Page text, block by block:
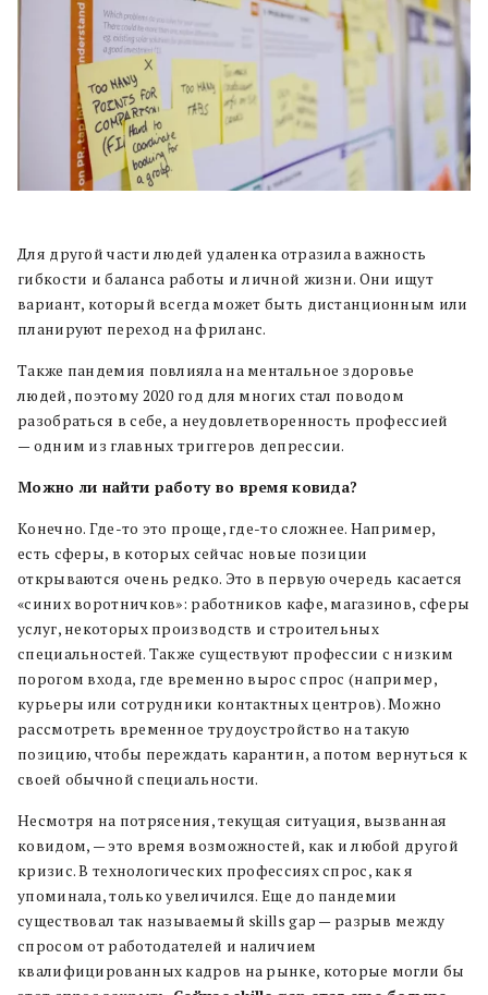
Для другой части людей удаленка отразила важность
гибкости и баланса работы и личной жизни. Они ищут
вариант, который всегда может быть дистанционным или
планируют переход на фриланс.
Также пандемия повлияла на ментальное здоровье
людей, поэтому 2020 год для многих стал поводом
разобраться в себе, а неудовлетворенность профессией
— одним из главных триггеров депрессии.
Можно ли найти работу во время ковида?
Конечно. Где-то это проще, где-то сложнее. Например,
есть сферы, в которых сейчас новые позиции
открываются очень редко. Это в первую очередь касается
«синих воротничков»: работников кафе, магазинов, сферы
услуг, некоторых производств и строительных
специальностей. Также существуют профессии с низким
порогом входа, где временно вырос спрос (например,
курьеры или сотрудники контактных центров). Можно
рассмотреть временное трудоустройство на такую
позицию, чтобы переждать карантин, а потом вернуться к
своей обычной специальности.
Несмотря на потрясения, текущая ситуация, вызванная
ковидом, — это время возможностей, как и любой другой
кризис. В технологических профессиях спрос, как я
упоминала, только увеличился. Еще до пандемии
существовал так называемый skills gap — разрыв между
спросом от работодателей и наличием
квалифицированных кадров на рынке, которые могли бы